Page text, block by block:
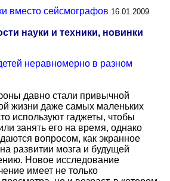
вместо сейсмографов 16.01.2009
науки и техники, новинки
неравномерно в разном
давно стали привычной
жизни даже самых маленьких
используют гаджеты, чтобы
занять его на время, однако
вопросом, как экранное
развитии мозга и будущей
Новое исследование
имеет не только